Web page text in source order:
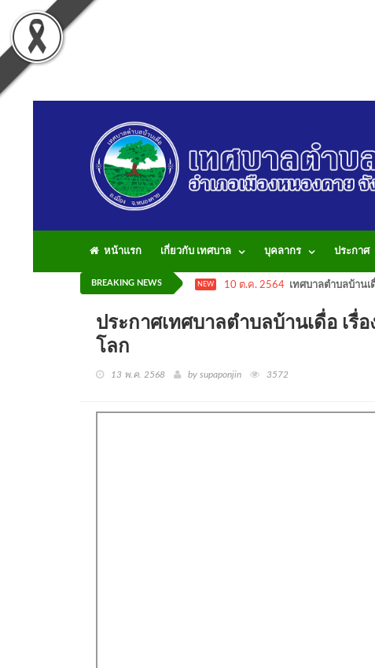
หน้าแรก เกี่ยวกับ เทศบาล บุคลากร ประกาศ
BREAKING NEWS NEW 10 ต.ค. 2564 เทศบาลตำบลบ้าน
ประกาศเทศบาลตำบลบ้านเดื่อ เ
โลก
13 พ.ค. 2568 by supaponjin 3572